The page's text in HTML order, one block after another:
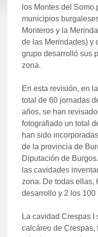
los Montes del Somo
municipios
Monteros y la
de las Merindades) y
grupo desarrolló sus
zona.
En esta revisión, en
total de 60 jornadas
años, se han
fotografiado un total
han sido
de la provincia de
Diputación de
las cavidades
zona. De todas ellas,
desarrollo y 2 los 100
La cavidad Crespas I
calcáreo de Crespas,